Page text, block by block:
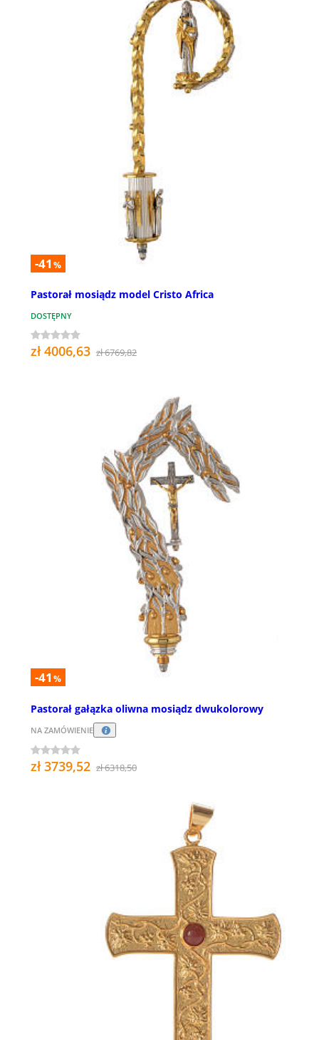
-41 %
Pastorał mosiądz model Cristo Africa
DOSTĘPNY
zł 4006,63 zł 6769,82
-41 %
Pastorał gałązka oliwna mosiądz dwukolorowy
NA ZAMÓWIENIE
zł 3739,52 zł 6318,50